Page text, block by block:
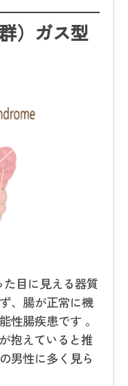
）ガス型
目に見える器質
、腸が正常に機
性腸疾患です 。
抱えていると推
男性に多く見ら